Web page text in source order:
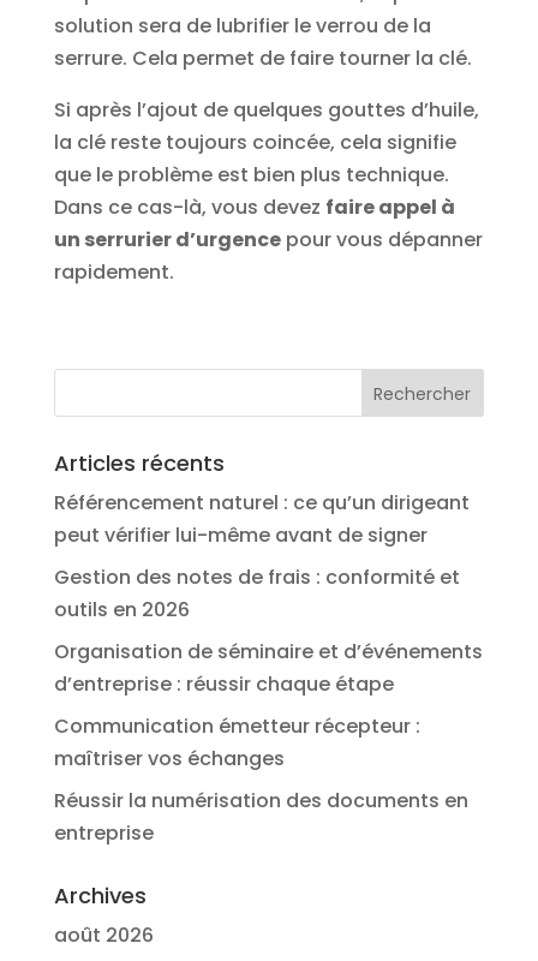
solution sera de lubrifier le verrou de la
serrure. Cela permet de faire tourner la clé.
Si après l’ajout de quelques gouttes d’huile,
la clé reste toujours coincée, cela signifie
que le problème est bien plus technique.
Dans ce cas-là, vous devez faire appel à
un serrurier d’urgencepour vous dépanner
rapidement.
Articles récents
Référencement naturel : ce qu’un dirigeant
peut vérifier lui-même avant de signer
Gestion des notes de frais : conformité et
outils en 2026
Organisation de séminaire et d’événements
d’entreprise : réussir chaque étape
Communication émetteur récepteur :
maîtriser vos échanges
Réussir la numérisation des documents en
entreprise
Archives
août 2026